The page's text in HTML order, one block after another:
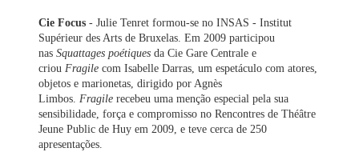
Cie Focus- Julie Tenret formou-se no INSAS - Institut
Supérieur des Arts de Bruxelas. Em 2009 participou
nasSquattages poétiquesda Cie Gare Centrale e
criou Fragile com Isabelle Darras, um espetáculo com atores,
objetos e marionetas, dirigido por Agnès
Limbos. Fragile recebeu uma menção especial pela sua
sensibilidade, força e compromisso no Rencontres de Théâtre
Jeune Public de Huy em 2009, e teve cerca de 250
apresentações.